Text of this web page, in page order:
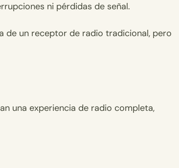
ni pérdidas de señal.
de un receptor de radio tradicional, pero
una experiencia de radio completa,